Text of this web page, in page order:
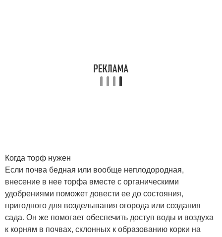
Когда торф нужен
Если почва бедная или вообще неплодородная,
внесение в нее торфа вместе с органическими
удобрениями поможет довести ее до состояния,
пригодного для возделывания огорода или создания
сада. Он же помогает обеспечить доступ воды и воздуха
к корням в почвах, склонных к образованию корки на